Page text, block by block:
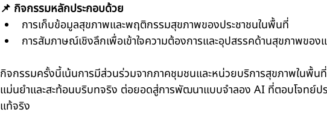
📌 กิจกรรมหลักประกอบด้วย
การเก็บข้อมูลสุขภาพและพฤติกรรมสุขภาพของประชาชนในพื้นที่
การสัมภาษณ์เชิงลึกเพื่อเข้าใจความต้องการและอุปสรรคด้านสุขภาพของ
กิจกรรมครั้งนี้เน้นการมีส่วนร่วมจากภาคชุมชนและหน่วยบริการสุขภาพในพื้น
แม่นยำและสะท้อนบริบทจริง ต่อยอดสู่การพัฒนาแบบจำลอง AI ที่ตอบโจทย์ป
แท้จริง